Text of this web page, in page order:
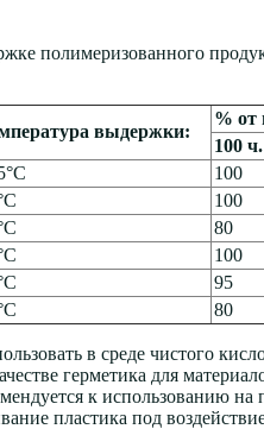
полимеризованного
выдержки:
% от
100 ч.
100
100
80
100
95
80
в среде чистого
герметика для
к использованию
пластика под